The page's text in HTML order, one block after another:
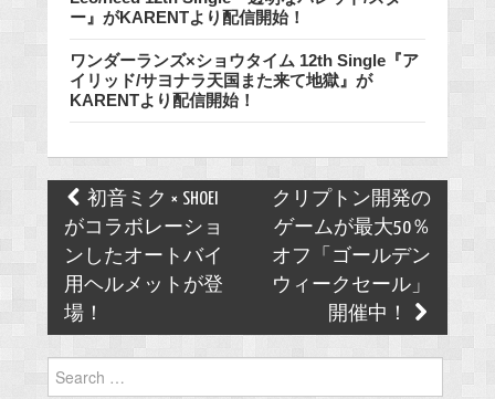
ー』がKARENTより配信開始！
ワンダーランズ×ショウタイム 12th Single『ア
イリッド/サヨナラ天国また来て地獄』が
KARENTより配信開始！
Post
navigation
初音ミク × SHOEI
がコラボレーショ
ンしたオートバイ
用ヘルメットが登
場！
クリプトン開発の
ゲームが最大50％
オフ「ゴールデン
ウィークセール」
開催中！
for: